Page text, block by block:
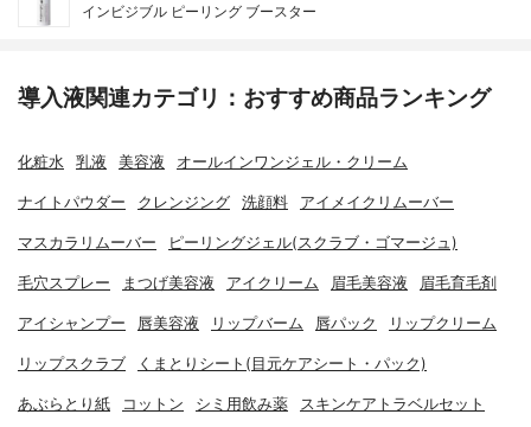
インビジブル ピーリング ブースター
導入液関連カテゴリ：おすすめ商品ランキング
化粧水 乳液 美容液 オールインワンジェル・クリーム
ナイトパウダー クレンジング 洗顔料 アイメイクリムーバー
マスカラリムーバー ピーリングジェル(スクラブ・ゴマージュ)
毛穴スプレー まつげ美容液 アイクリーム 眉毛美容液 眉毛育毛剤
アイシャンプー 唇美容液 リップバーム 唇パック リップクリーム
リップスクラブ くまとりシート(目元ケアシート・パック)
あぶらとり紙 コットン シミ用飲み薬 スキンケアトラベルセット